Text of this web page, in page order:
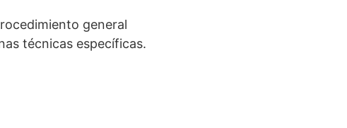
general
técnicas específicas.